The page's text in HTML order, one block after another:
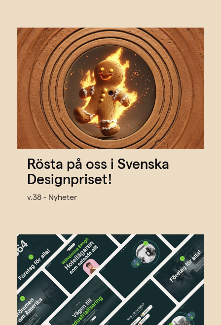
Rösta på oss i Svenska
Designpriset!
v.38 - Nyheter